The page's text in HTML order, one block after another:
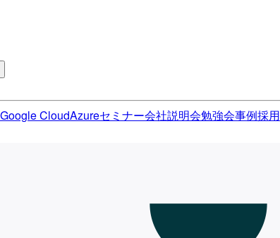
Google CloudAzureセミナー会社説明会勉強会事例採用